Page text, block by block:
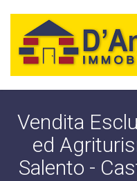
Vendita
ed
Salento -